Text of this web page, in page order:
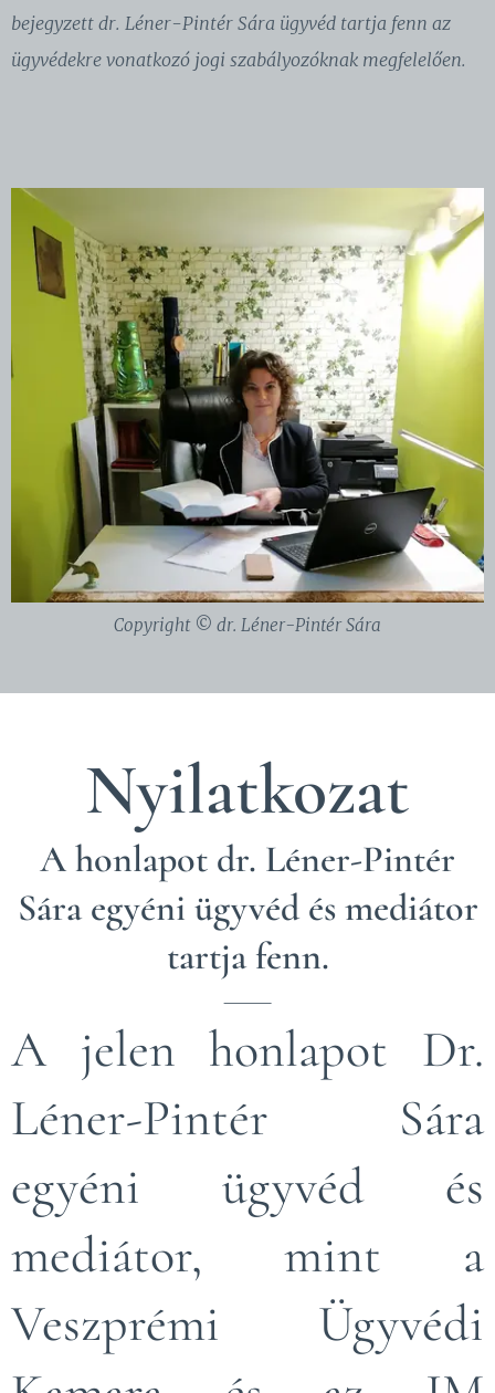
bejegyzett dr. Léner-Pintér Sára ügyvéd tartja fenn az
ügyvédekre vonatkozó jogi szabályozóknak megfelelően.
Copyright © dr. Léner-Pintér Sára
Nyilatkozat
A honlapot dr. Léner-Pintér
Sára egyéni ügyvéd és mediátor
tartja fenn.
A jelen honlapot Dr.
Léner-Pintér Sára
egyéni ügyvéd és
mediátor, mint a
Veszprémi Ügyvédi